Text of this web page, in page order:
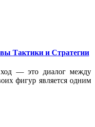
Тактики и Стратегии
— это диалог между
фигур является одним